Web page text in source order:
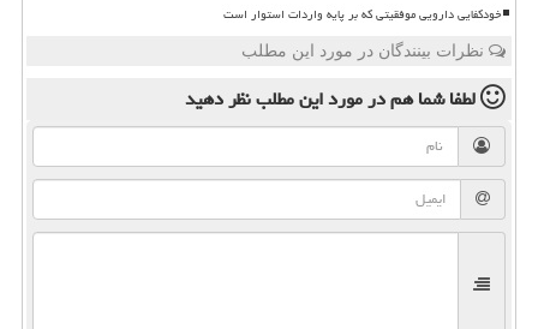
خودکفایی دارویی موفقیتی که بر پایه واردات استوار است
نظرات بینندگان در مورد این مطلب
لطفا شما همدر مورد این مطلبنظر دهید